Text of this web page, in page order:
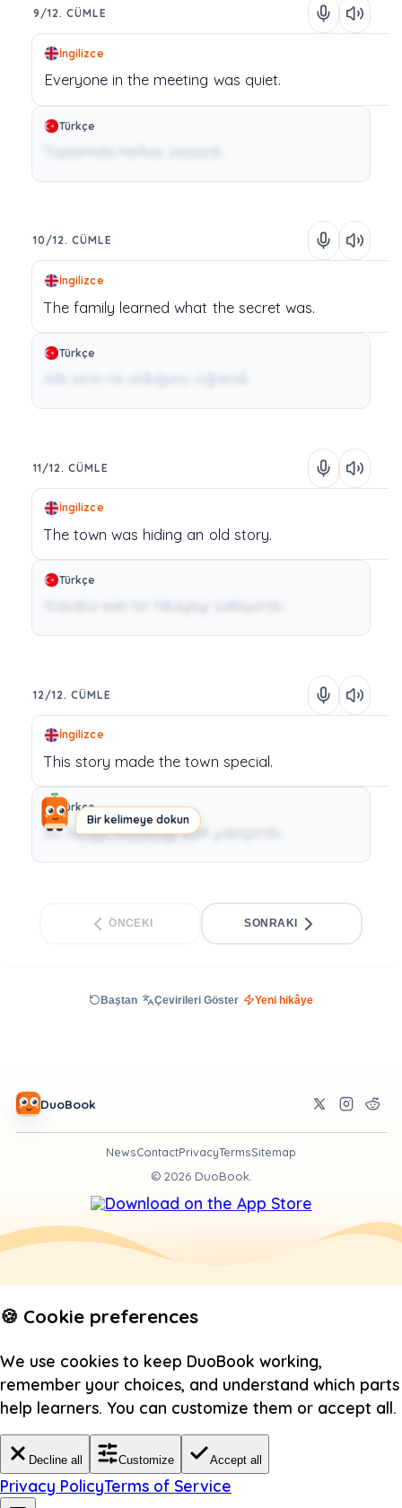
Bir kelimeye dokun
9/12. CÜMLE
İngilizce
Everyone in the meeting was quiet.
Türkçe
10/12. CÜMLE
İngilizce
The family learned what the secret was.
Türkçe
11/12. CÜMLE
İngilizce
The townwas hiding an old story.
Türkçe
12/12. CÜMLE
İngilizce
This story made the town special.
Türkçe
Bu hikaye kasabayı özel yapıyordu.
ÖNCEKI SONRAKI
Baştan Çevirileri Göster Yeni hikâye
DuoBook
NewsContactPrivacyTermsSitemap
© 2026DuoBook.
🍪 Cookie preferences
We use cookies to keep DuoBook working,
remember your choices, and understand which parts
help learners. You can customize them or accept all.
Decline all Customize Accept all
Privacy PolicyTerms of Service